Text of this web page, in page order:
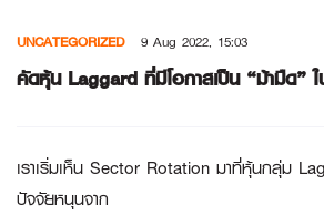
content
UNCATEGORIZED 9 Aug 2022, 15:03
คัดหุ้น Laggard ที่มีโอกาสเป็น “ม้ามืด”
เราเริ่มเห็น Sector Rotation มาที่หุ้นกลุ่ม
ปัจจัยหนุนจาก